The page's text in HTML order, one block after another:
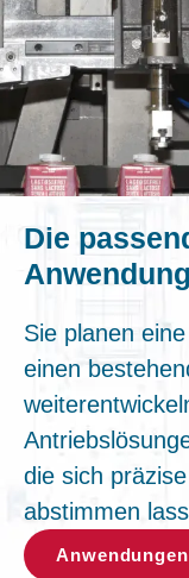
Die
Anwendung
Sie planen
einen
die sich
abstimmen